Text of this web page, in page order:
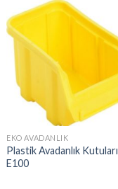
EKO AVADANLIK
Plastik Avadanlık Kutuları
E100